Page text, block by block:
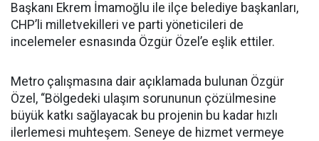
Başkanı Ekrem İmamoğlu ile ilçe belediye başkanları,
CHP’li milletvekilleri ve parti yöneticileri de
incelemeler esnasında Özgür Özel’e eşlik ettiler.
Metro çalışmasına dair açıklamada bulunan Özgür
Özel, “Bölgedeki ulaşım sorununun çözülmesine
büyük katkı sağlayacak bu projenin bu kadar hızlı
ilerlemesi muhteşem. Seneye de hizmet vermeye